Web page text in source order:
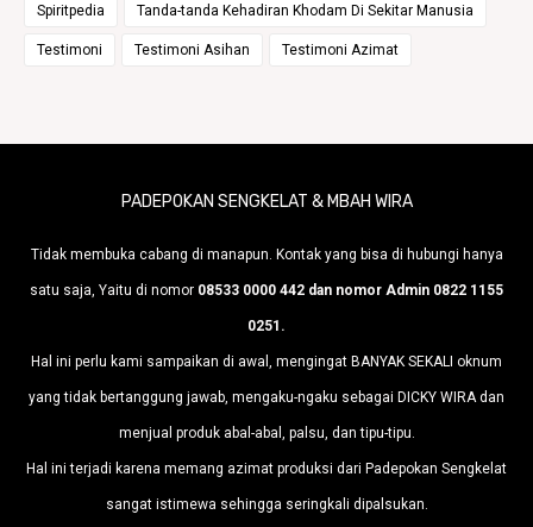
Spiritpedia Tanda-tanda Kehadiran Khodam Di Sekitar Manusia
Testimoni Testimoni Asihan Testimoni Azimat
PADEPOKAN SENGKELAT & MBAH WIRA
Tidak membuka cabang di manapun. Kontak yang bisa di hubungi hanya
satu saja, Yaitu di nomor 08533 0000 442 dan nomor Admin 0822 1155
0251.
Hal ini perlu kami sampaikan di awal, mengingat BANYAK SEKALI oknum
yang tidak bertanggung jawab, mengaku-ngaku sebagai DICKY WIRA dan
menjual produk abal-abal, palsu, dan tipu-tipu.
Hal ini terjadi karena memang azimat produksi dari Padepokan Sengkelat
sangat istimewa sehingga seringkali dipalsukan.